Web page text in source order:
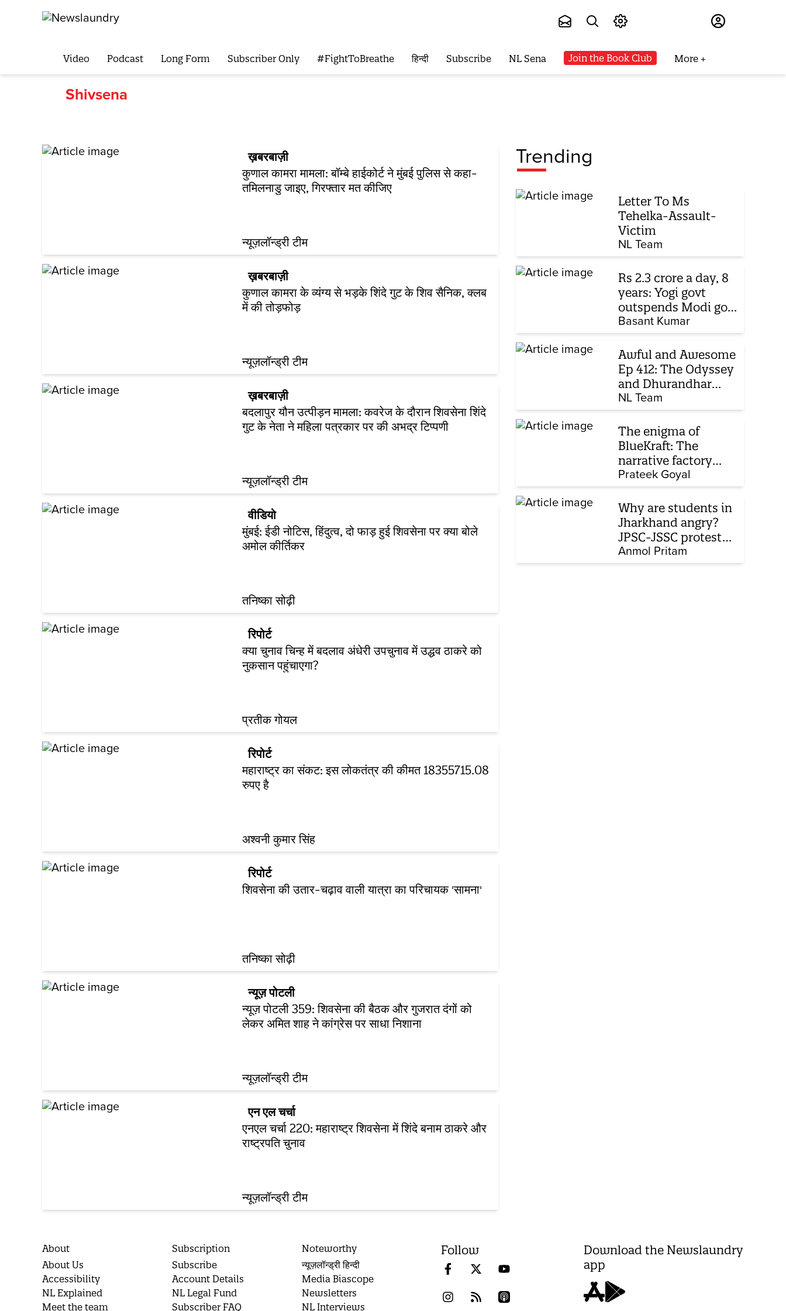
Video Podcast Long Form Subscriber Only #FightToBreathe हिन्दी Subscribe NL Sena Join the Book Club More
Shivsena
ख़बरबाज़ी
कुणाल कामरा मामला: बॉम्बे हाईकोर्ट ने मुंबई पुलिस से कहा-
तमिलनाडु जाइए, गिरफ्तार मत कीजिए
न्यूज़लॉन्ड्री टीम
ख़बरबाज़ी
कुणाल कामरा के व्यंग्य से भड़के शिंदे गुट के शिव सैनिक, क्लब
में की तोड़फोड़
न्यूज़लॉन्ड्री टीम
ख़बरबाज़ी
बदलापुर यौन उत्पीड़न मामला: कवरेज के दौरान शिवसेना शिंदे
गुट के नेता ने महिला पत्रकार पर की अभद्र टिप्पणी
न्यूज़लॉन्ड्री टीम
वीडियो
मुंबई: ईडी नोटिस, हिंदुत्व, दो फाड़ हुई शिवसेना पर क्या बोले
अमोल कीर्तिकर
तनिष्का सोढ़ी
रिपोर्ट
क्या चुनाव चिन्ह में बदलाव अंधेरी उपचुनाव में उद्धव ठाकरे को
नुकसान पहुंचाएगा?
प्रतीक गोयल
रिपोर्ट
महाराष्ट्र का संकट: इस लोकतंत्र की कीमत 18355715.08
रुपए है
अश्वनी कुमार सिंह
रिपोर्ट
शिवसेना की उतार-चढ़ाव वाली यात्रा का परिचायक 'सामना'
तनिष्का सोढ़ी
न्यूज़ पोटली
न्यूज़ पोटली 359: शिवसेना की बैठक और गुजरात दंगों को
लेकर अमित शाह ने कांग्रेस पर साधा निशाना
न्यूज़लॉन्ड्री टीम
एन एल चर्चा
एनएल चर्चा 220: महाराष्ट्र शिवसेना में शिंदे बनाम ठाकरे और
राष्ट्रपति चुनाव
न्यूज़लॉन्ड्री टीम
Trending
Letter To Ms
Tehelka-Assault-
Victim
NL Team
Rs 2.3 crore a day, 8
years: Yogi govt
outspends Modi govt
when it comes to
ads
Basant Kumar
Awful and Awesome
Ep 412: The Odyssey
and Dhurandhar
sequel
NL Team
The enigma of
BlueKraft: The
narrative factory
behind Brand Modi
Prateek Goyal
Why are students in
Jharkhand angry?
JPSC-JSSC protest
enters 14th day
Anmol Pritam
About
About Us
Accessibility
NL Explained
Meet the team
Subscription
Subscribe
Account Details
NL Legal Fund
Subscriber FAQ
Noteworthy
न्यूज़लॉन्ड्री हिन्दी
Media Biascope
Newsletters
NL Interviews
Follow
Download the Newslaundry
app